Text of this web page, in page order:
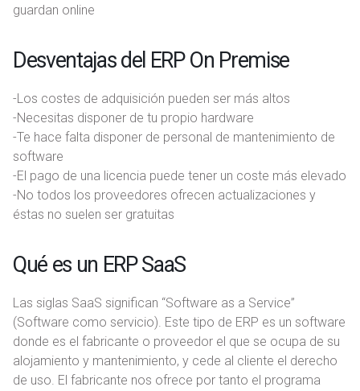
guardan online
Desventajas del ERP On Premise
-Los costes de adquisición pueden ser más altos
-Necesitas disponer de tu propio hardware
-Te hace falta disponer de personal de mantenimiento de
software
-El pago de una licencia puede tener un coste más elevado
-No todos los proveedores ofrecen actualizaciones y
éstas no suelen ser gratuitas
Qué es un ERP SaaS
Las siglas SaaS significan “Software as a Service”
(Software como servicio). Este tipo de ERP es un software
donde es el fabricante o proveedor el que se ocupa de su
alojamiento y mantenimiento, y cede al cliente el derecho
de uso. El fabricante nos ofrece por tanto el programa